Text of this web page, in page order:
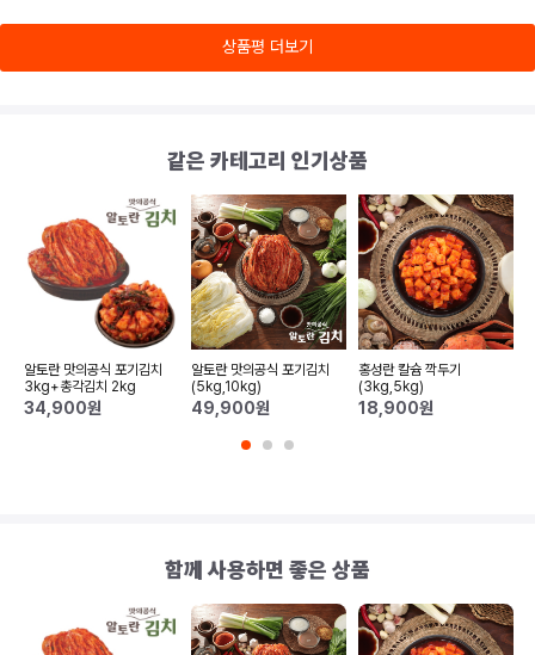
상품평 더보기
같은 카테고리 인기상품
알토란 맛의공식 포기김치
3kg+총각김치 2kg
34,900원
알토란 맛의공식 포기김치
(5kg,10kg)
49,900원
홍성란 칼슘 깍두기
(3kg,5kg)
18,900원
함께 사용하면 좋은 상품